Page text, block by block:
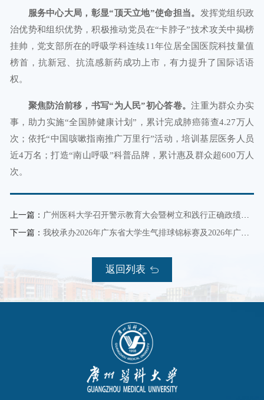
服务中心大局，彰显“顶天立地”使命担当。 发挥党组织政
治优势和组织优势，积极推动党员在“卡脖子”技术攻关中揭榜
挂帅，党支部所在的呼吸学科连续11年位居全国医院科技量值
榜首，抗新冠、抗流感新药成功上市，有力提升了国际话语
权。
聚焦防治前移，书写“为人民”初心答卷。注重为群众办实
事，助力实施“全国肺健康计划”，累计完成肺癌筛查4.27万人
次；依托“中国咳嗽指南推广万里行”活动，培训基层医务人员
近4万名；打造“南山呼吸”科普品牌，累计惠及群众超600万人
次。
上一篇： 广州医科大学召开警示教育大会暨树立和践行正确政绩观学习教育专题党课
下一篇： 我校承办2026年广东省大学生气排球锦标赛及2026年广东省学校气排球公开赛
返回列表